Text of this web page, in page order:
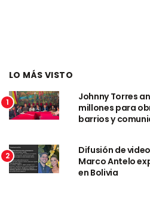
LO MÁS VISTO
1
Johnny Torres
millones para
barrios y
2
Difusión de
Marco Antelo
en Bolivia